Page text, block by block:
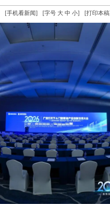
[手机看新闻] [字号 大 中 小] [打印本稿